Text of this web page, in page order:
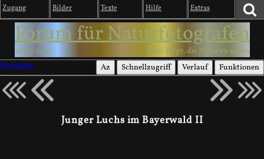
Zugang Bilder Texte Hilfe Extras
Forum für Naturfotografen
2003-2026
1000 Wege, die Natur zu sehen
Säugetiere
Az Schnellzugriff Verlauf Funktionen
Junger Luchs im Bayerwald II